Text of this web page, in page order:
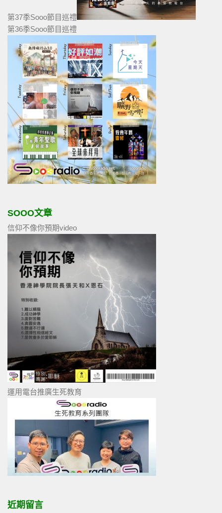
第37季Sooo節目巡禮
第36季Sooo節目巡禮
SOOO文章
信仰不像你預期video
運用電台推廣生死教育
近期留言